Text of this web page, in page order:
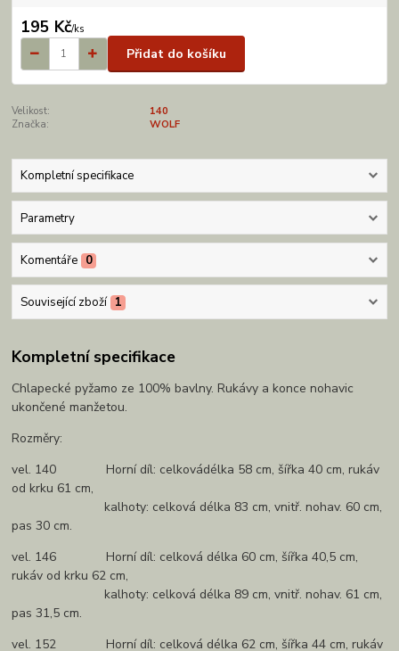
195 Kč/ks
Přidat do košíku
Velikost:
140
Značka:
WOLF
Kompletní specifikace
Parametry
Komentáře 0
Související zboží 1
Kompletní specifikace
Chlapecké pyžamo ze 100% bavlny. Rukávy a konce nohavic
ukončené manžetou.
Rozměry:
vel. 140 Horní díl: celkovádélka 58 cm, šířka 40 cm, rukáv
od krku 61 cm,
kalhoty: celková délka 83 cm, vnitř. nohav. 60 cm,
pas 30 cm.
vel. 146 Horní díl: celková délka 60 cm, šířka 40,5 cm,
rukáv od krku 62 cm,
kalhoty: celková délka 89 cm, vnitř. nohav. 61 cm,
pas 31,5 cm.
vel. 152 Horní díl: celková délka 62 cm, šířka 44 cm, rukáv